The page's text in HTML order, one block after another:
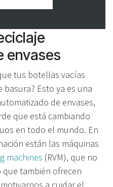
envases
tus botellas vacías
basura? Esto ya es una
de envases,
que está cambiando
en todo el mundo. En
están las máquinas
machines (RVM), que no
también ofrecen
a cuidar el